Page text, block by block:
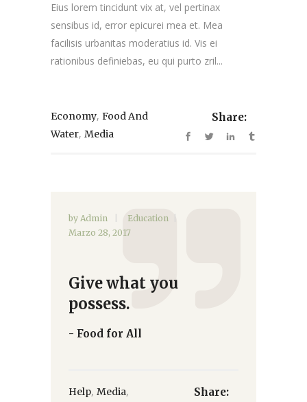
Eius lorem tincidunt vix at, vel pertinax
sensibus id, error epicurei mea et. Mea
facilisis urbanitas moderatius id. Vis ei
rationibus definiebas, eu qui purto zril...
Economy, Food And
Water, Media
Share:
by Admin
Education
Marzo 28, 2017
Give what you
possess.
- Food for All
Help, Media, Share: